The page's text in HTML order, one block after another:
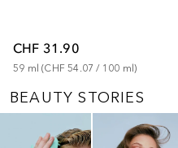
CHF 31.90
59 ml (CHF 54.07 / 100 ml)
BEAUTY STORIES
Ignorer